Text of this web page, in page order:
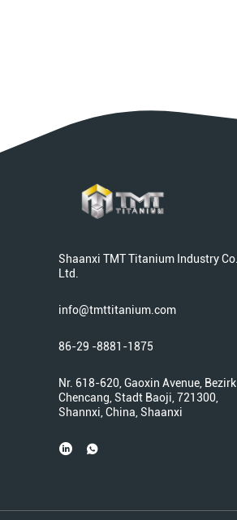
Shaanxi TMT Titanium Industry Co.,
Ltd.
info@tmttitanium.com
86-29 -8881-1875
Nr. 618-620, Gaoxin Avenue, Bezirk
Chencang, Stadt Baoji, 721300,
Shannxi, China, Shaanxi